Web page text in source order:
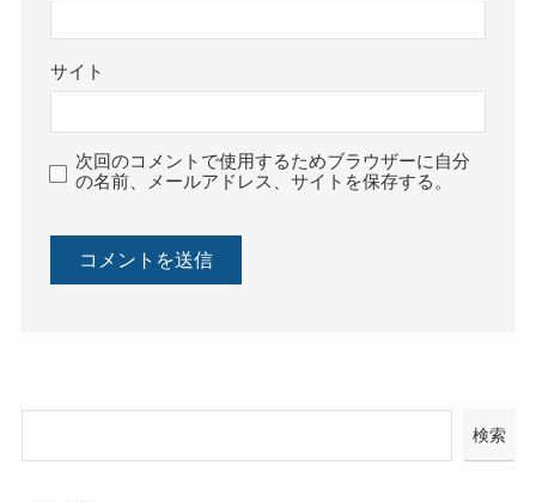
サイト
次回のコメントで使用するためブラウザーに自分
の名前、メールアドレス、サイトを保存する。
検索